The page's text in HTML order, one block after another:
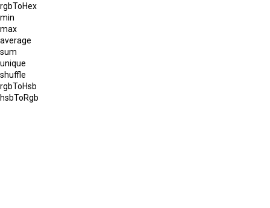
rgbToHex
min
max
average
sum
unique
shuffle
rgbToHsb
hsbToRgb